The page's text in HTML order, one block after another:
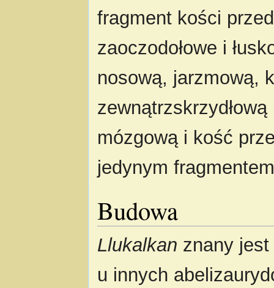
fragment kości
zaoczodołowe i
nosową, jarzmową,
mózgową i kość
jedynym
Budowa
Llukalkan znany
u innych